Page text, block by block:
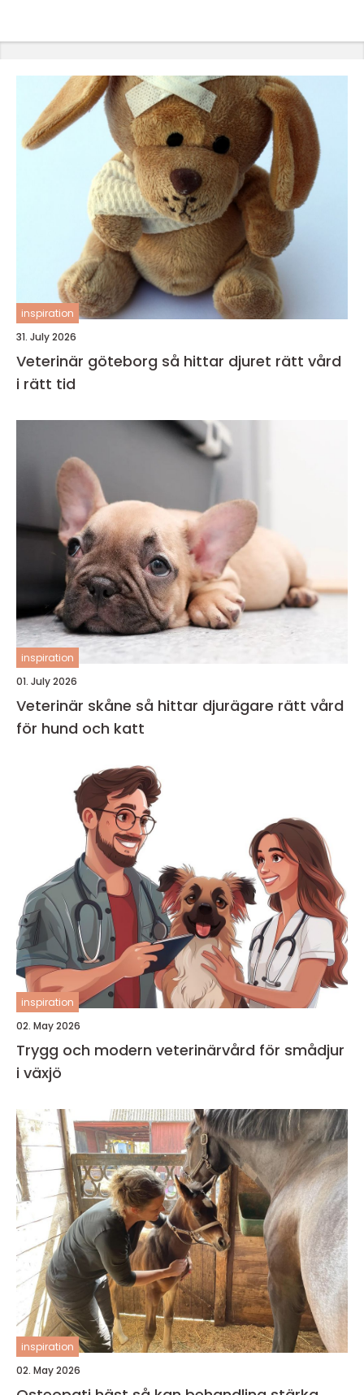
inspiration
31. July 2026
Veterinär göteborg så hittar djuret rätt vård
i rätt tid
inspiration
01. July 2026
Veterinär skåne så hittar djurägare rätt vård
för hund och katt
inspiration
02. May 2026
Trygg och modern veterinärvård för smådjur
i växjö
inspiration
02. May 2026